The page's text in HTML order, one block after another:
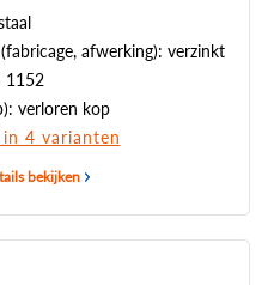
afwerking): verzinkt
1152
verloren kop
4 varianten
bekijken